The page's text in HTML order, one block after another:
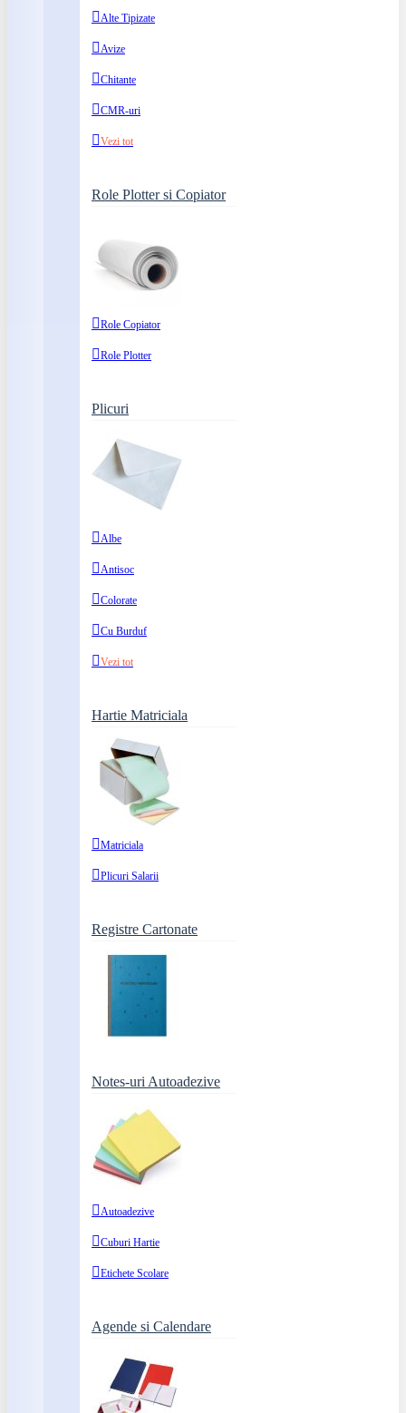
Alte Tipizate
Avize
Chitante
CMR-uri
Vezi tot
Role Plotter si Copiator
Role Copiator
Role Plotter
Plicuri
Albe
Antisoc
Colorate
Cu Burduf
Vezi tot
Hartie Matriciala
Matriciala
Plicuri Salarii
Registre Cartonate
Notes-uri Autoadezive
Autoadezive
Cuburi Hartie
Etichete Scolare
Agende si Calendare